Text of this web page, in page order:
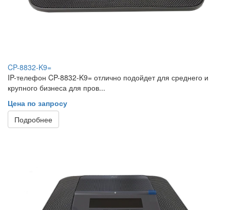
CP-8832-K9=
IP-телефон CP-8832-K9= отлично подойдет для среднего и
крупного бизнеса для пров...
Цена по запросу
Подробнее